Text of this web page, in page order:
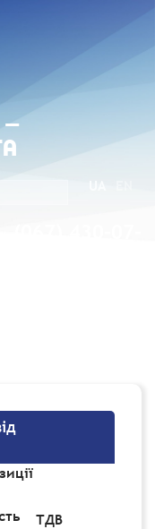
-
з масиву дерева від
ТДВ